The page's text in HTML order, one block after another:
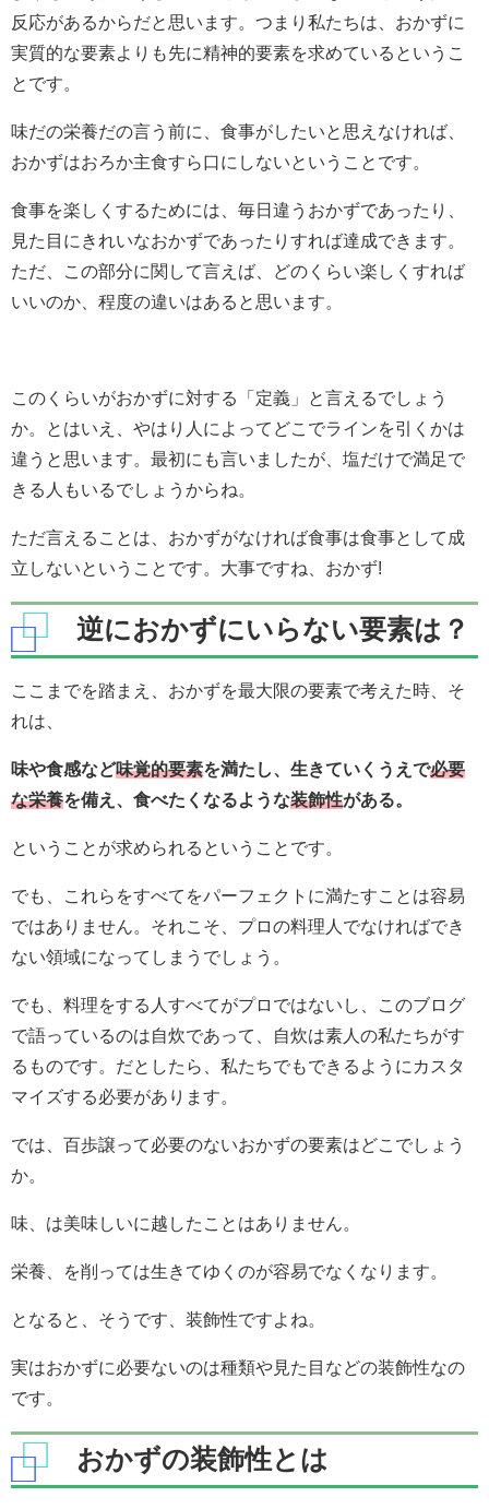
反応があるからだと思います。つまり私たちは、おかずに
実質的な要素よりも先に精神的要素を求めているというこ
とです。
味だの栄養だの言う前に、食事がしたいと思えなければ、
おかずはおろか主食すら口にしないということです。
食事を楽しくするためには、毎日違うおかずであったり、
見た目にきれいなおかずであったりすれば達成できます。
ただ、この部分に関して言えば、どのくらい楽しくすれば
いいのか、程度の違いはあると思います。
このくらいがおかずに対する「定義」と言えるでしょう
か。とはいえ、やはり人によってどこでラインを引くかは
違うと思います。最初にも言いましたが、塩だけで満足で
きる人もいるでしょうからね。
ただ言えることは、おかずがなければ食事は食事として成
立しないということです。大事ですね、おかず!
逆におかずにいらない要素は？
ここまでを踏まえ、おかずを最大限の要素で考えた時、そ
れは、
味や食感など味覚的要素を満たし、生きていくうえで必要
な栄養を備え、食べたくなるような装飾性がある。
ということが求められるということです。
でも、これらをすべてをパーフェクトに満たすことは容易
ではありません。それこそ、プロの料理人でなければでき
ない領域になってしまうでしょう。
でも、料理をする人すべてがプロではないし、このブログ
で語っているのは自炊であって、自炊は素人の私たちがす
るものです。だとしたら、私たちでもできるようにカスタ
マイズする必要があります。
では、百歩譲って必要のないおかずの要素はどこでしょう
か。
味、は美味しいに越したことはありません。
栄養、を削っては生きてゆくのが容易でなくなります。
となると、そうです、装飾性ですよね。
実はおかずに必要ないのは種類や見た目などの装飾性なの
です。
おかずの装飾性とは